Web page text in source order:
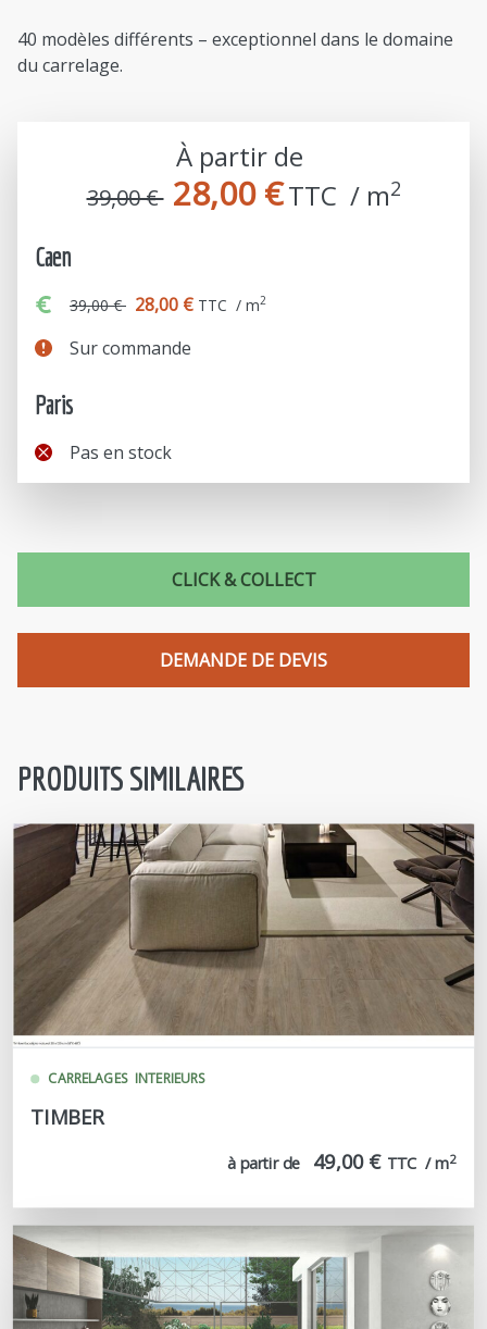
40 modèles différents – exceptionnel dans le domaine
du carrelage.
À partir de
39,00 € 28,00 €TTC  / m2
Caen
39,00 € 28,00 € TTC / m2
Sur commande
Paris
Pas en stock
CLICK & COLLECT
DEMANDE DE DEVIS
PRODUITS SIMILAIRES
CARRELAGES INTERIEURS
TIMBER
à partir de 49,00 € TTC  / m2